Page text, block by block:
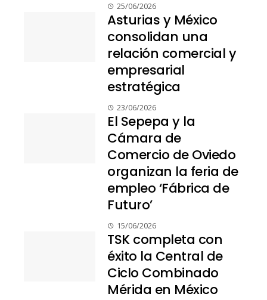
25/06/2026
Asturias y México
consolidan una
relación comercial y
empresarial
estratégica
23/06/2026
El Sepepa y la
Cámara de
Comercio de Oviedo
organizan la feria de
empleo ‘Fábrica de
Futuro’
15/06/2026
TSK completa con
éxito la Central de
Ciclo Combinado
Mérida en México